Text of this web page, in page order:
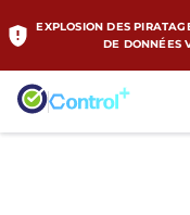
EXPLOSION DES
DE DONNÉES